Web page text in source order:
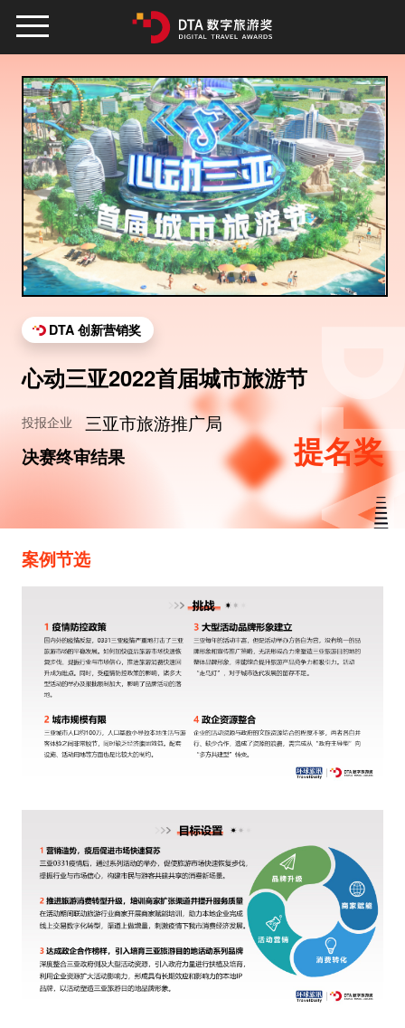
DTA 创新营销奖
心动三亚2022首届城市旅游节
投报企业
三亚市旅游推广局
决赛终审结果
提名奖
案例节选